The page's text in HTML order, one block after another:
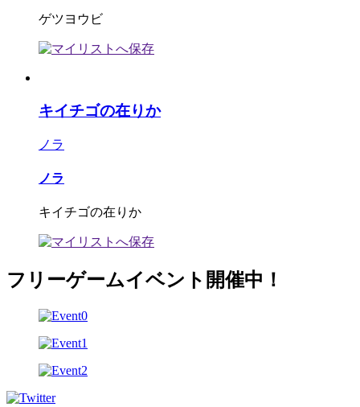
ゲツヨウビ
キイチゴの在りか
ノラ
ノラ
キイチゴの在りか
フリーゲームイベント開催中！